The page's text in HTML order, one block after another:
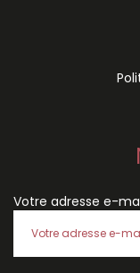
Votre adresse e-